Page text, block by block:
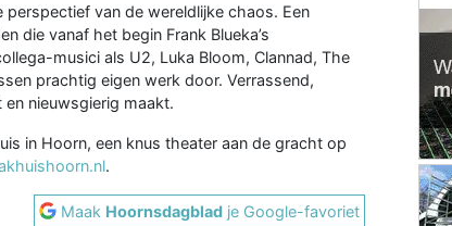
perspectief van de wereldlijke chaos. Een
die vanaf het begin Frank Blueka’s
musici als U2, Luka Bloom, Clannad, The
prachtig eigen werk door. Verrassend,
nieuwsgierig maakt.
in Hoorn, een knus theater aan de gracht op
.
Maak Hoornsdagblad je Google-favoriet